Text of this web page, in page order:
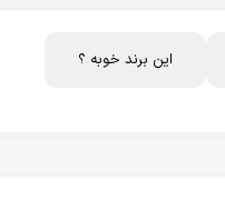
این برند خوبه ؟